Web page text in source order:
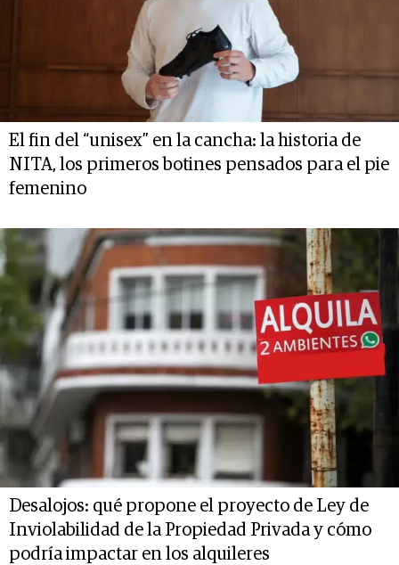
El fin del “unisex” en la cancha: la historia de
NITA, los primeros botines pensados para el pie
femenino
Desalojos: qué propone el proyecto de Ley de
Inviolabilidad de la Propiedad Privada y cómo
podría impactar en los alquileres